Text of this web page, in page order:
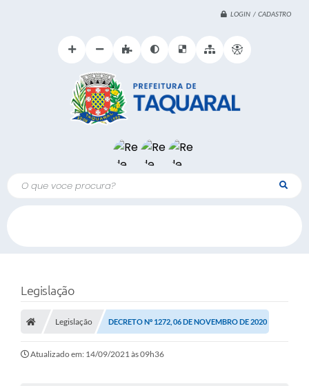
LOGIN / CADASTRO
O que voce procura?
Legislação
Legislação DECRETO Nº 1272, 06 DE NOVEMBRO DE 2020
Atualizado em: 14/09/2021 às 09h36